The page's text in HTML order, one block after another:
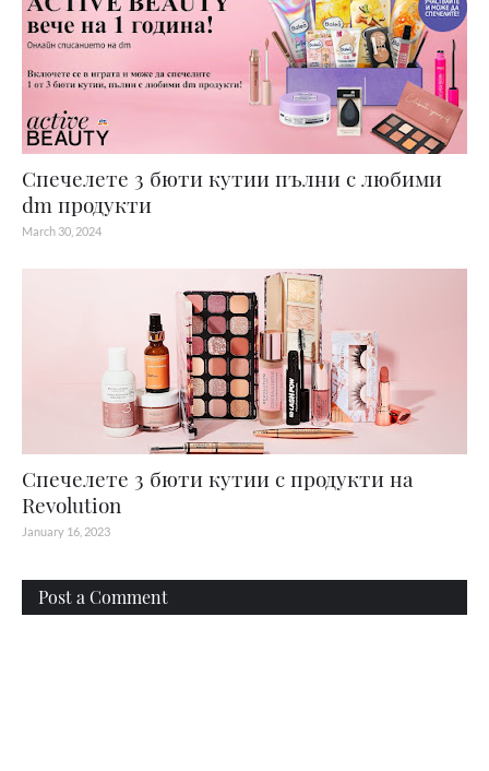
Спечелете 3 бюти кутии пълни с любими
dm продукти
March 30, 2024
Спечелете 3 бюти кутии с продукти на
Revolution
January 16, 2023
Post a Comment